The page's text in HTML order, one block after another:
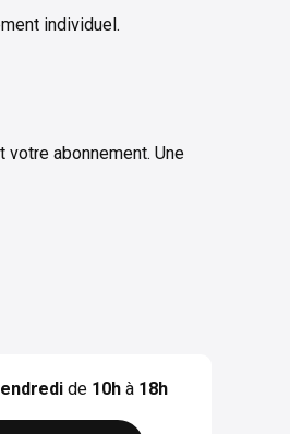
individuel.
abonnement. Une
de 10h à 18h